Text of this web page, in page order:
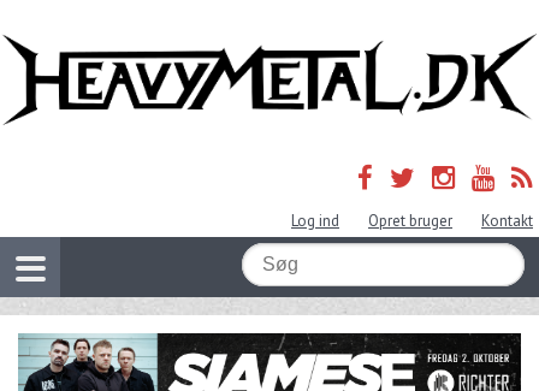
Log ind Opret bruger Kontakt